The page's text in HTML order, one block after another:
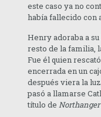
este caso ya no
había fallecido con
Henry adoraba a
resto de la familia,
Fue él quien
encerrada en un
después viera la
pasó a llamarse
título de